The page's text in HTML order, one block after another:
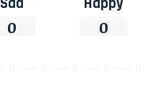
Sad
0
Happy
0